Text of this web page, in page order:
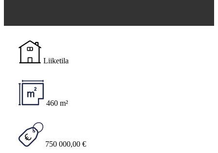
Liiketila
460 m²
750 000,00 €